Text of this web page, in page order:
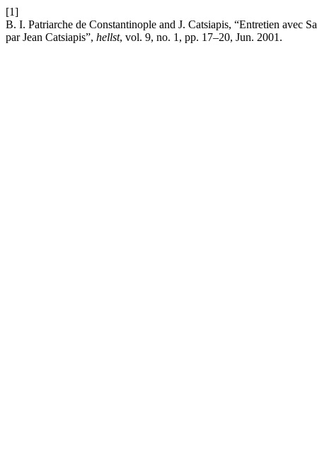
[1]
B. I. Patriarche de Constantinople and J. Catsiapis, “Entretien avec
par Jean Catsiapis”, hellst, vol. 9, no. 1, pp. 17–20, Jun. 2001.